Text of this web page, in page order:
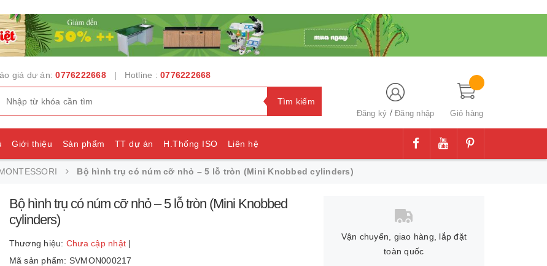
giá dự án:0776222668| Hotline : 0776222668
Tìm kiếm
Đăng ký /Đăng nhập Giỏ hàng
Giới thiệu Sản phẩm TT dự án H.Thống ISO Liên hệ
Bộ hình trụ có núm cỡ nhỏ – 5 lỗ tròn (Mini Knobbed cylinders)
Bộ hình trụ có núm cỡ nhỏ – 5 lỗ tròn (Mini Knobbed
cylinders)
Thương hiệu: Chưa cập nhật |
Mã sản phẩm: SVMON000217
Vận chuyển, giao hàng, lắp đặt
toàn quốc